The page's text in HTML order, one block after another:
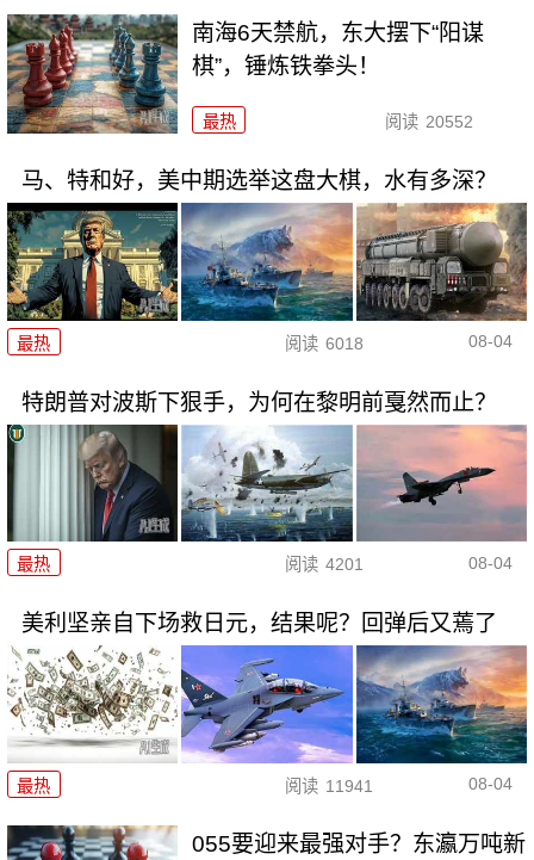
南海6天禁航，东大摆下“阳谋
棋”，锤炼铁拳头！
最热 阅读 20552
马、特和好，美中期选举这盘大棋，水有多深？
最热 阅读 6018 08-04
特朗普对波斯下狠手，为何在黎明前戛然而止？
最热 阅读 4201 08-04
美利坚亲自下场救日元，结果呢？回弹后又蔫了
最热 阅读 11941 08-04
055要迎来最强对手？东瀛万吨新